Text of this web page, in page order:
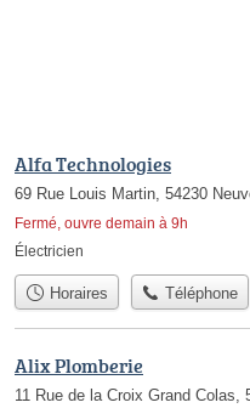
Alfa Technologies
69 Rue Louis Martin, 54230
Fermé, ouvre demain à 9h
Électricien
Horaires Téléphone
Alix Plomberie
11 Rue de la Croix Grand Colas,